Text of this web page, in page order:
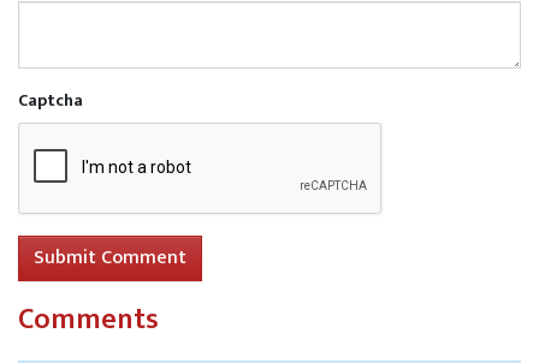
Captcha
Submit Comment
Comments